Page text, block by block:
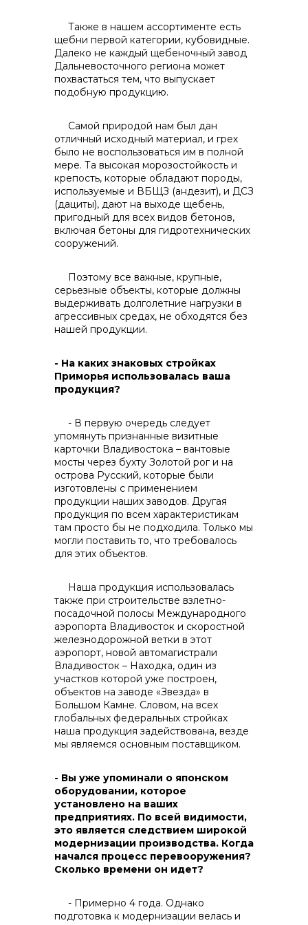
Контакты
+7 (423) 234 50 50
info@vostokcement.ru
Также в нашем ассортименте есть
щебни первой категории, кубовидные.
Далеко не каждый щебеночный завод
Дальневосточного региона может
похвастаться тем, что выпускает
подобную продукцию.
Самой природой нам был дан
отличный исходный материал, и грех
было не воспользоваться им в полной
мере. Та высокая морозостойкость и
крепость, которые обладают породы,
используемые и ВБЩЗ (андезит), и ДСЗ
(дациты), дают на выходе щебень,
пригодный для всех видов бетонов,
включая бетоны для гидротехнических
сооружений.
Поэтому все важные, крупные,
серьезные объекты, которые должны
выдерживать долголетние нагрузки в
агрессивных средах, не обходятся без
нашей продукции.
- На каких знаковых стройках
Приморья использовалась ваша
продукция?
- В первую очередь следует
упомянуть признанные визитные
карточки Владивостока – вантовые
мосты через бухту Золотой рог и на
острова Русский, которые были
изготовлены с применением
продукции наших заводов. Другая
продукция по всем характеристикам
там просто бы не подходила. Только мы
могли поставить то, что требовалось
для этих объектов.
Наша продукция использовалась
также при строительстве взлетно-
посадочной полосы Международного
аэропорта Владивосток и скоростной
железнодорожной ветки в этот
аэропорт, новой автомагистрали
Владивосток – Находка, один из
участков которой уже построен,
объектов на заводе «Звезда» в
Большом Камне. Словом, на всех
глобальных федеральных стройках
наша продукция задействована, везде
мы являемся основным поставщиком.
- Вы уже упоминали о японском
оборудовании, которое
установлено на ваших
предприятиях. По всей видимости,
это является следствием широкой
модернизации производства. Когда
начался процесс перевооружения?
Сколько времени он идет?
- Примерно 4 года. Однако
подготовка к модернизации велась и